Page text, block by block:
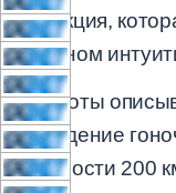
реакция,
дроном
Пилоты
вождение
скорости 200